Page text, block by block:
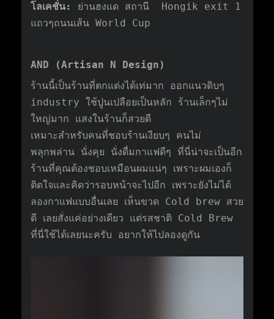
โลเคชั่น:
ย่านฮงแด สถานี Hongik exit 1
แถวๆถนนเส้น World Cup
AND (Artisan N Design)
ร้านนี้เป็นร้านที่ตกแต่งได้เท่มาก ออกแนวดิบๆ
industry ใช้ปูนเปลือยเป็นหลัก ร้านเล็กๆไม่
ใหญ่มาก แสงในร้านก็สวยดี
เหมาะสำหรับคนที่ชอบร้านเงียบๆ คนไม่
พลุกพล่าน นั่งคุย นั่งดื่มกาแฟดีๆ ที่นี่น่าจะเป็นอีก
ร้านที่คุณต้องชอบเหมือนผมแน่ๆ เพราะผมเองก็
ติดใจและคิดว่ารอบหน้าจะไปอีก เพราะยังไม่ได้
ลองกาแฟแบบอื่นเลย เห็นขวด Cold brew สวย
ดี เลยสั่งแค่อย่างเดียว แต่รสชาติ Cold Brew
ที่นี่ใช้ได้เลยนะครับ อยากให้ไปลองดูกัน